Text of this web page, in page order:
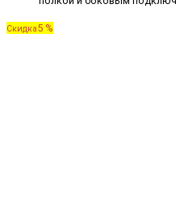
Скидка5 %